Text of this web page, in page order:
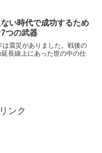
子書籍を無名でも１００万部
い時代で成功するため
つの武器
は震災がありました。戦後の
長線上にあった世の中の仕
ンク